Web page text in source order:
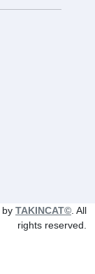
by TAKINCAT© . All
rights reserved.